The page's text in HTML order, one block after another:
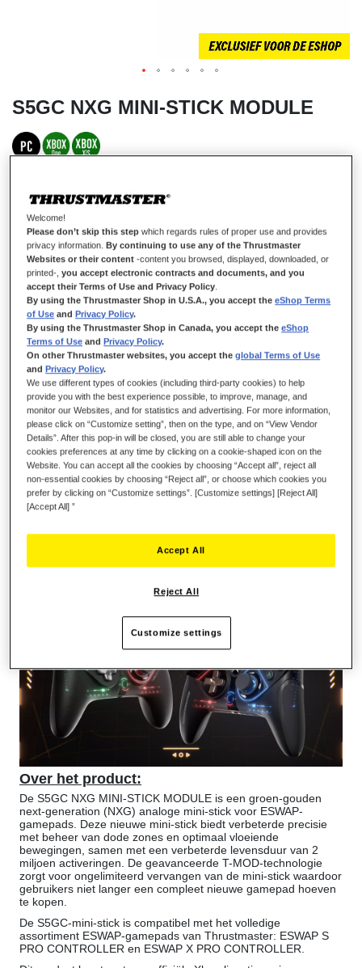
S5GC NXG MINI-STICK MODULE
Een mini-stick die nauwkeuriger is
Wapen uzelf met optimale precisie dankzij uiterst snel reagerend
klikken en vloeiende bewegingen met de S5 NXG GROEN-GOUDEN
mini-stick die compatibel is met de ESWAP-gamepads.
Dankzij modulaire Hot-Swap-technieken kunt u onmiddellijk elke mini-
stickmodule vervangen die versleten is na de ontelbare uren gamen op
de ESWAP X PRO CONTROLLER of ESWAP S PRO CONTROLLER.
U hoeft niet u hele gamepad te vervangen, maar alleen de module.
€ 19,99
IN WINKELWAGEN
Verlanglijst
Schrijf de eerste review over dit product
Over het product:
De S5GC NXG MINI-STICK MODULE is een groen-gouden
next-generation (NXG) analoge mini-stick voor ESWAP-
gamepads. Deze nieuwe mini-stick biedt verbeterde precisie
met beheer van dode zones en optimaal vloeiende
bewegingen, samen met een verbeterde levensduur van 2
miljoen activeringen. De geavanceerde T-MOD-technologie
zorgt voor ongelimiteerd vervangen van de mini-stick waardoor
gebruikers niet langer een compleet nieuwe gamepad hoeven
te kopen.
De S5GC-mini-stick is compatibel met het volledige
assortiment ESWAP-gamepads van Thrustmaster: ESWAP S
PRO CONTROLLER en ESWAP X PRO CONTROLLER.
Welcome!
Please don’t skip this step which regards rules of proper use and provides
privacy information.By continuing to use any of the Thrustmaster
Websites or their content -content you browsed, displayed, downloaded, or
printed-,you accept electronic contracts and documents, and you
accept their Terms of Use and Privacy Policy
By using the Thrustmaster Shop in U.S.A., you accept theeShop Terms
of Use andPrivacy Policy.
By using the Thrustmaster Shop in Canada, you accept theeShop
Terms of Use andPrivacy Policy.
On other Thrustmaster websites, you accept theglobal Terms of Use
andPrivacy Policy.
We use different types of cookies (including third-party cookies) to help
provide you with the best experience possible, to improve, manage, and
monitor our Websites, and for statistics and advertising. For more information,
please click on “Customize setting”, then on the type, and on “View Vendor
Details”. After this pop-in will be closed, you are still able to change your
cookies preferences at any time by clicking on a cookie-shaped icon on the
Website. You can accept all the cookies by choosing “Accept all”, reject all
non-essential cookies by choosing “Reject all”, or choose which cookies you
prefer by clicking on “Customize settings”. [Customize settings] [Reject All]
[Accept All] ”
Reject All
Accept All
Customize settings